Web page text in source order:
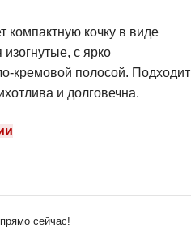
компактную кочку в виде
с ярко
кремовой полосой. Подходит
и долговечна.
сейчас!